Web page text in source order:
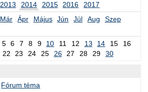
2013 2014 2015 2016
2017
Már Ápr Május Jún Júl Aug
Szep
5 6 7 8 9 10 11 12 13 14 15
16
22 23 24 25 26 27 28 29 30
Fórum téma